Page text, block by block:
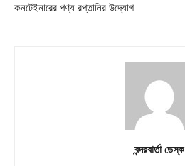
কনটেইনারের পণ্য রপ্তানির উদ্যোগ
বন্দরবার্তা ডেস্ক